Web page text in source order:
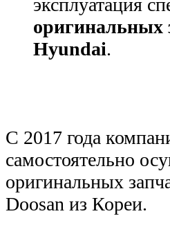
эксплуатация
оригинальных
Hyundai.
С 2017 года
самостоятельно
оригинальных
Doosan из Кореи.